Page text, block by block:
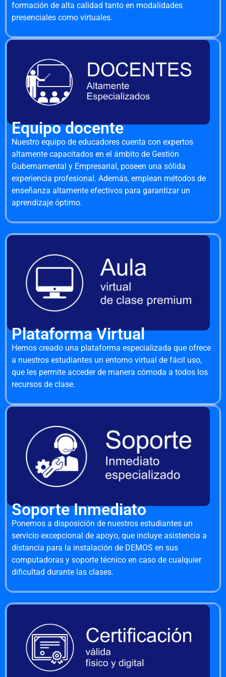
formación de alta calidad tanto en modalidades
presenciales como virtuales.
Equipo docente
Nuestro equipo de educadores cuenta con expertos
altamente capacitados en el ámbito de Gestión
Gubernamental y Empresarial, poseen una sólida
experiencia profesional. Además, emplean métodos de
enseñanza altamente efectivos para garantizar un
aprendizaje óptimo.
Plataforma Virtual
Hemos creado una plataforma especializada que ofrece
a nuestros estudiantes un entorno virtual de fácil uso,
que les permite acceder de manera cómoda a todos los
recursos de clase.
Soporte Inmediato
Ponemos a disposición de nuestros estudiantes un
servicio excepcional de apoyo, que incluye asistencia a
distancia para la instalación de DEMOS en sus
computadoras y soporte técnico en caso de cualquier
dificultad durante las clases.